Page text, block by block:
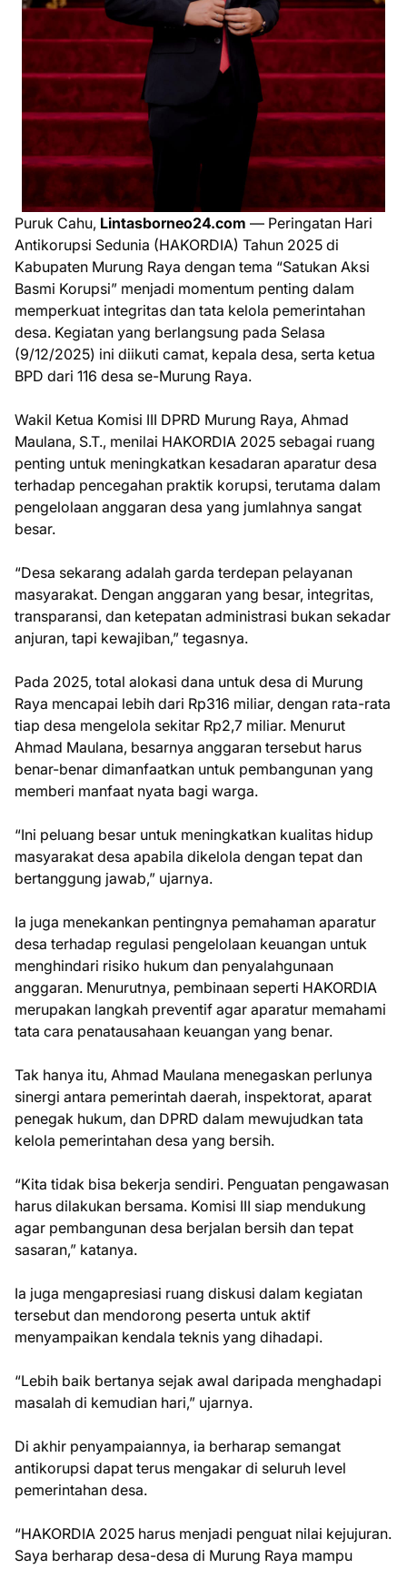
Puruk Cahu, Lintasborneo24.com — Peringatan Hari
Antikorupsi Sedunia (HAKORDIA) Tahun 2025 di
Kabupaten Murung Raya dengan tema “Satukan Aksi
Basmi Korupsi” menjadi momentum penting dalam
memperkuat integritas dan tata kelola pemerintahan
desa. Kegiatan yang berlangsung pada Selasa
(9/12/2025) ini diikuti camat, kepala desa, serta ketua
BPD dari 116 desa se-Murung Raya.
Wakil Ketua Komisi III DPRD Murung Raya, Ahmad
Maulana, S.T., menilai HAKORDIA 2025 sebagai ruang
penting untuk meningkatkan kesadaran aparatur desa
terhadap pencegahan praktik korupsi, terutama dalam
pengelolaan anggaran desa yang jumlahnya sangat
besar.
“Desa sekarang adalah garda terdepan pelayanan
masyarakat. Dengan anggaran yang besar, integritas,
transparansi, dan ketepatan administrasi bukan sekadar
anjuran, tapi kewajiban,” tegasnya.
Pada 2025, total alokasi dana untuk desa di Murung
Raya mencapai lebih dari Rp316 miliar, dengan rata-rata
tiap desa mengelola sekitar Rp2,7 miliar. Menurut
Ahmad Maulana, besarnya anggaran tersebut harus
benar-benar dimanfaatkan untuk pembangunan yang
memberi manfaat nyata bagi warga.
“Ini peluang besar untuk meningkatkan kualitas hidup
masyarakat desa apabila dikelola dengan tepat dan
bertanggung jawab,” ujarnya.
Ia juga menekankan pentingnya pemahaman aparatur
desa terhadap regulasi pengelolaan keuangan untuk
menghindari risiko hukum dan penyalahgunaan
anggaran. Menurutnya, pembinaan seperti HAKORDIA
merupakan langkah preventif agar aparatur memahami
tata cara penatausahaan keuangan yang benar.
Tak hanya itu, Ahmad Maulana menegaskan perlunya
sinergi antara pemerintah daerah, inspektorat, aparat
penegak hukum, dan DPRD dalam mewujudkan tata
kelola pemerintahan desa yang bersih.
“Kita tidak bisa bekerja sendiri. Penguatan pengawasan
harus dilakukan bersama. Komisi III siap mendukung
agar pembangunan desa berjalan bersih dan tepat
sasaran,” katanya.
Ia juga mengapresiasi ruang diskusi dalam kegiatan
tersebut dan mendorong peserta untuk aktif
menyampaikan kendala teknis yang dihadapi.
“Lebih baik bertanya sejak awal daripada menghadapi
masalah di kemudian hari,” ujarnya.
Di akhir penyampaiannya, ia berharap semangat
antikorupsi dapat terus mengakar di seluruh level
pemerintahan desa.
“HAKORDIA 2025 harus menjadi penguat nilai kejujuran.
Saya berharap desa-desa di Murung Raya mampu